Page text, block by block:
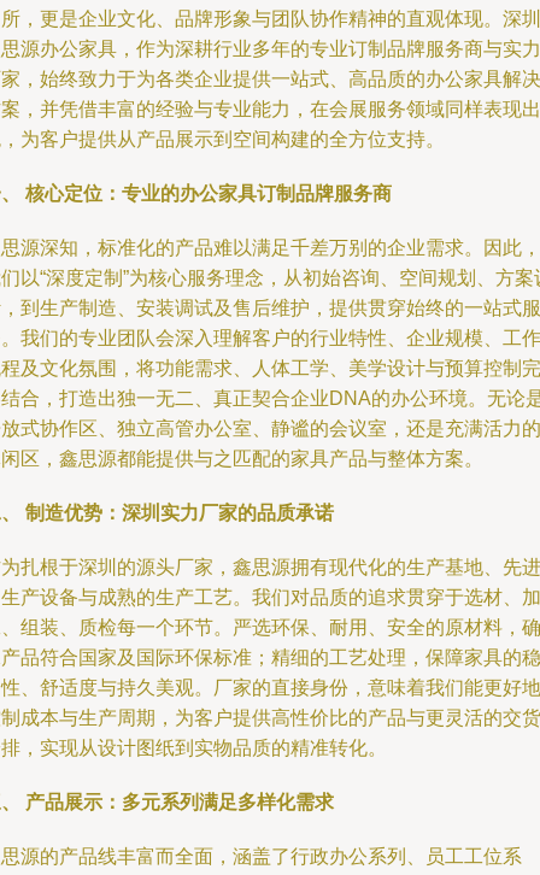
，更是企业文化、品牌形象与团队协作精神的直观体现。深圳
源办公家具，作为深耕行业多年的专业订制品牌服务商与实力
，始终致力于为各类企业提供一站式、高品质的办公家具解决
，并凭借丰富的经验与专业能力，在会展服务领域同样表现出
为客户提供从产品展示到空间构建的全方位支持。
核心定位：专业的办公家具订制品牌服务商
源深知，标准化的产品难以满足千差万别的企业需求。因此，
以“深度定制”为核心服务理念，从初始咨询、空间规划、方案
到生产制造、安装调试及售后维护，提供贯穿始终的一站式服
我们的专业团队会深入理解客户的行业特性、企业规模、工作
及文化氛围，将功能需求、人体工学、美学设计与预算控制完
合，打造出独一无二、真正契合企业DNA的办公环境。无论
式协作区、独立高管办公室、静谧的会议室，还是充满活力的
区，鑫思源都能提供与之匹配的家具产品与整体方案。
制造优势：深圳实力厂家的品质承诺
扎根于深圳的源头厂家，鑫思源拥有现代化的生产基地、先进
产设备与成熟的生产工艺。我们对品质的追求贯穿于选材、加
组装、质检每一个环节。严选环保、耐用、安全的原材料，确
品符合国家及国际环保标准；精细的工艺处理，保障家具的稳
、舒适度与持久美观。厂家的直接身份，意味着我们能更好地
成本与生产周期，为客户提供高性价比的产品与更灵活的交货
，实现从设计图纸到实物品质的精准转化。
产品展示：多元系列满足多样化需求
源的产品线丰富而全面，涵盖了行政办公系列、员工工位系